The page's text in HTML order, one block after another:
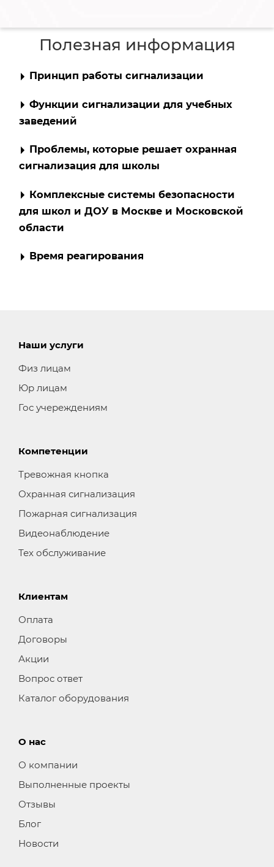
Полезная информация
Принцип работы сигнализации
Функции сигнализации для учебных
заведений
Проблемы, которые решает охранная
сигнализация для школы
Комплексные системы безопасности
для школ и ДОУ в Москве и Московской
области
Время реагирования
Наши услуги
Физ лицам
Юр лицам
Гос учереждениям
Компетенции
Тревожная кнопка
Охранная сигнализация
Пожарная сигнализация
Видеонаблюдение
Тех обслуживание
Клиентам
Оплата
Договоры
Акции
Вопрос ответ
Каталог оборудования
О нас
О компании
Выполненные проекты
Отзывы
Блог
Новости